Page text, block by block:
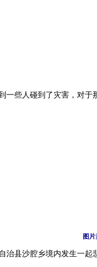
一些人碰到了灾害，对
图
治县沙腔乡境内发生一